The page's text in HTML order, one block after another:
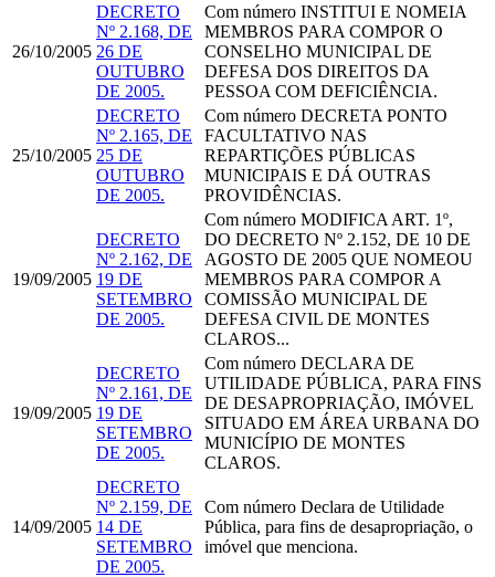
26/10/2005
DECRETO
Nº 2.168, DE
26 DE
OUTUBRO
DE 2005.
Com número INSTITUI E NOMEIA
MEMBROS PARA COMPOR O
CONSELHO MUNICIPAL DE
DEFESA DOS DIREITOS DA
PESSOA COM DEFICIÊNCIA.
25/10/2005
DECRETO
Nº 2.165, DE
25 DE
OUTUBRO
DE 2005.
Com número DECRETA PONTO
FACULTATIVO NAS
REPARTIÇÕES PÚBLICAS
MUNICIPAIS E DÁ OUTRAS
PROVIDÊNCIAS.
19/09/2005
DECRETO
Nº 2.162, DE
19 DE
SETEMBRO
DE 2005.
Com número MODIFICA ART. 1º,
DO DECRETO Nº 2.152, DE 10 DE
AGOSTO DE 2005 QUE NOMEOU
MEMBROS PARA COMPOR A
COMISSÃO MUNICIPAL DE
DEFESA CIVIL DE MONTES
CLAROS...
19/09/2005
DECRETO
Nº 2.161, DE
19 DE
SETEMBRO
DE 2005.
Com número DECLARA DE
UTILIDADE PÚBLICA, PARA FINS
DE DESAPROPRIAÇÃO, IMÓVEL
SITUADO EM ÁREA URBANA DO
MUNICÍPIO DE MONTES
CLAROS.
14/09/2005
DECRETO
Nº 2.159, DE
14 DE
SETEMBRO
DE 2005.
Com número Declara de Utilidade
Pública, para fins de desapropriação, o
imóvel que menciona.